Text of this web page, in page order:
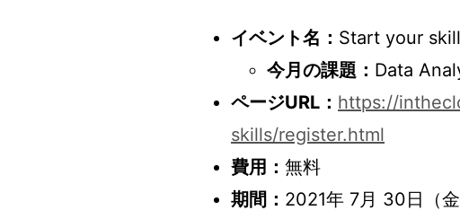
イベント名： Start your
今月の課題： Data
ページURL： https://
skills/register.html
費用： 無料
期間： 2021年 7月 30日（